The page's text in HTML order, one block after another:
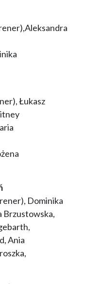
Łukasz
Dominika
Brzustowska,
Ania